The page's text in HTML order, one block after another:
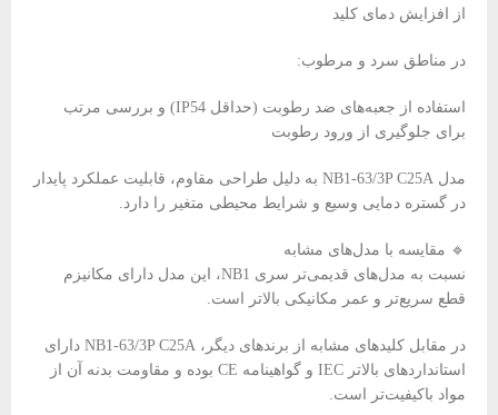
از افزایش دمای کلید
در مناطق سرد و مرطوب:
استفاده از جعبه‌های ضد رطوبت (حداقل IP54) و بررسی مرتب
برای جلوگیری از ورود رطوبت
مدل NB1-63/3P C25A به دلیل طراحی مقاوم، قابلیت عملکرد پایدار
در گستره دمایی وسیع و شرایط محیطی متغیر را دارد.
🔹 مقایسه با مدل‌های مشابه
نسبت به مدل‌های قدیمی‌تر سری NB1، این مدل دارای مکانیزم
قطع سریع‌تر و عمر مکانیکی بالاتر است.
در مقابل کلیدهای مشابه از برندهای دیگر، NB1-63/3P C25A دارای
استانداردهای بالاتر IEC و گواهینامه CE بوده و مقاومت بدنه آن از
مواد باکیفیت‌تر است.